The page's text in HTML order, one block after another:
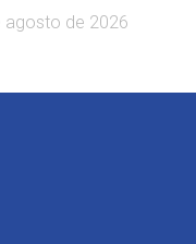
agosto de 2026